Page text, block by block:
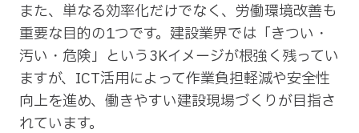
また、単なる効率化だけでなく、労働環境改善も
重要な目的の1つです。建設業界では「きつい・
汚い・危険」という3Kイメージが根強く残ってい
ますが、ICT活用によって作業負担軽減や安全性
向上を進め、働きやすい建設現場づくりが目指さ
れています。